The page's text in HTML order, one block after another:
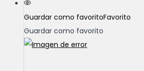
Guardar como favoritoFavorito
Guardar como favorito